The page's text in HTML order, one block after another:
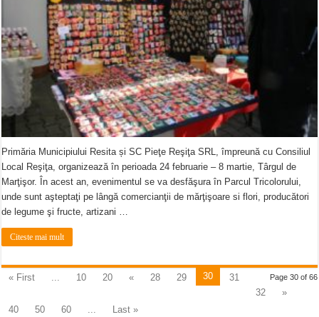
Primăria Municipiului Resita și SC Pieţe Reşiţa SRL, împreună cu Consiliul
Local Reşiţa, organizează în perioada 24 februarie – 8 martie, Târgul de
Marţişor. În acest an, evenimentul se va desfăşura în Parcul Tricolorului,
unde sunt aşteptaţi pe lângă comercianţii de mărţişoare si flori, producători
de legume şi fructe, artizani …
Citeste mai mult
Page 30 of 66
« First 10 20 « 28 29 30
31
32
»
40
50 60 Last »